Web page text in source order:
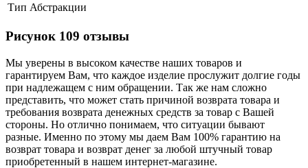
Тип Абстракции
Рисунок 109 отзывы
Мы уверены в высоком качестве наших товаров и
гарантируем Вам, что каждое изделие прослужит долгие годы
при надлежащем с ним обращении. Так же нам сложно
представить, что может стать причиной возврата товара и
требования возврата денежных средств за товар с Вашей
стороны. Но отлично понимаем, что ситуации бывают
разные. Именно по этому мы даем Вам 100% гарантию на
возврат товара и возврат денег за любой штучный товар
приобретенный в нашем интернет-магазине.